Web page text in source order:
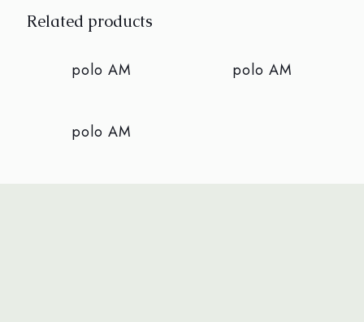
Related products
polo AM polo AM
polo AM